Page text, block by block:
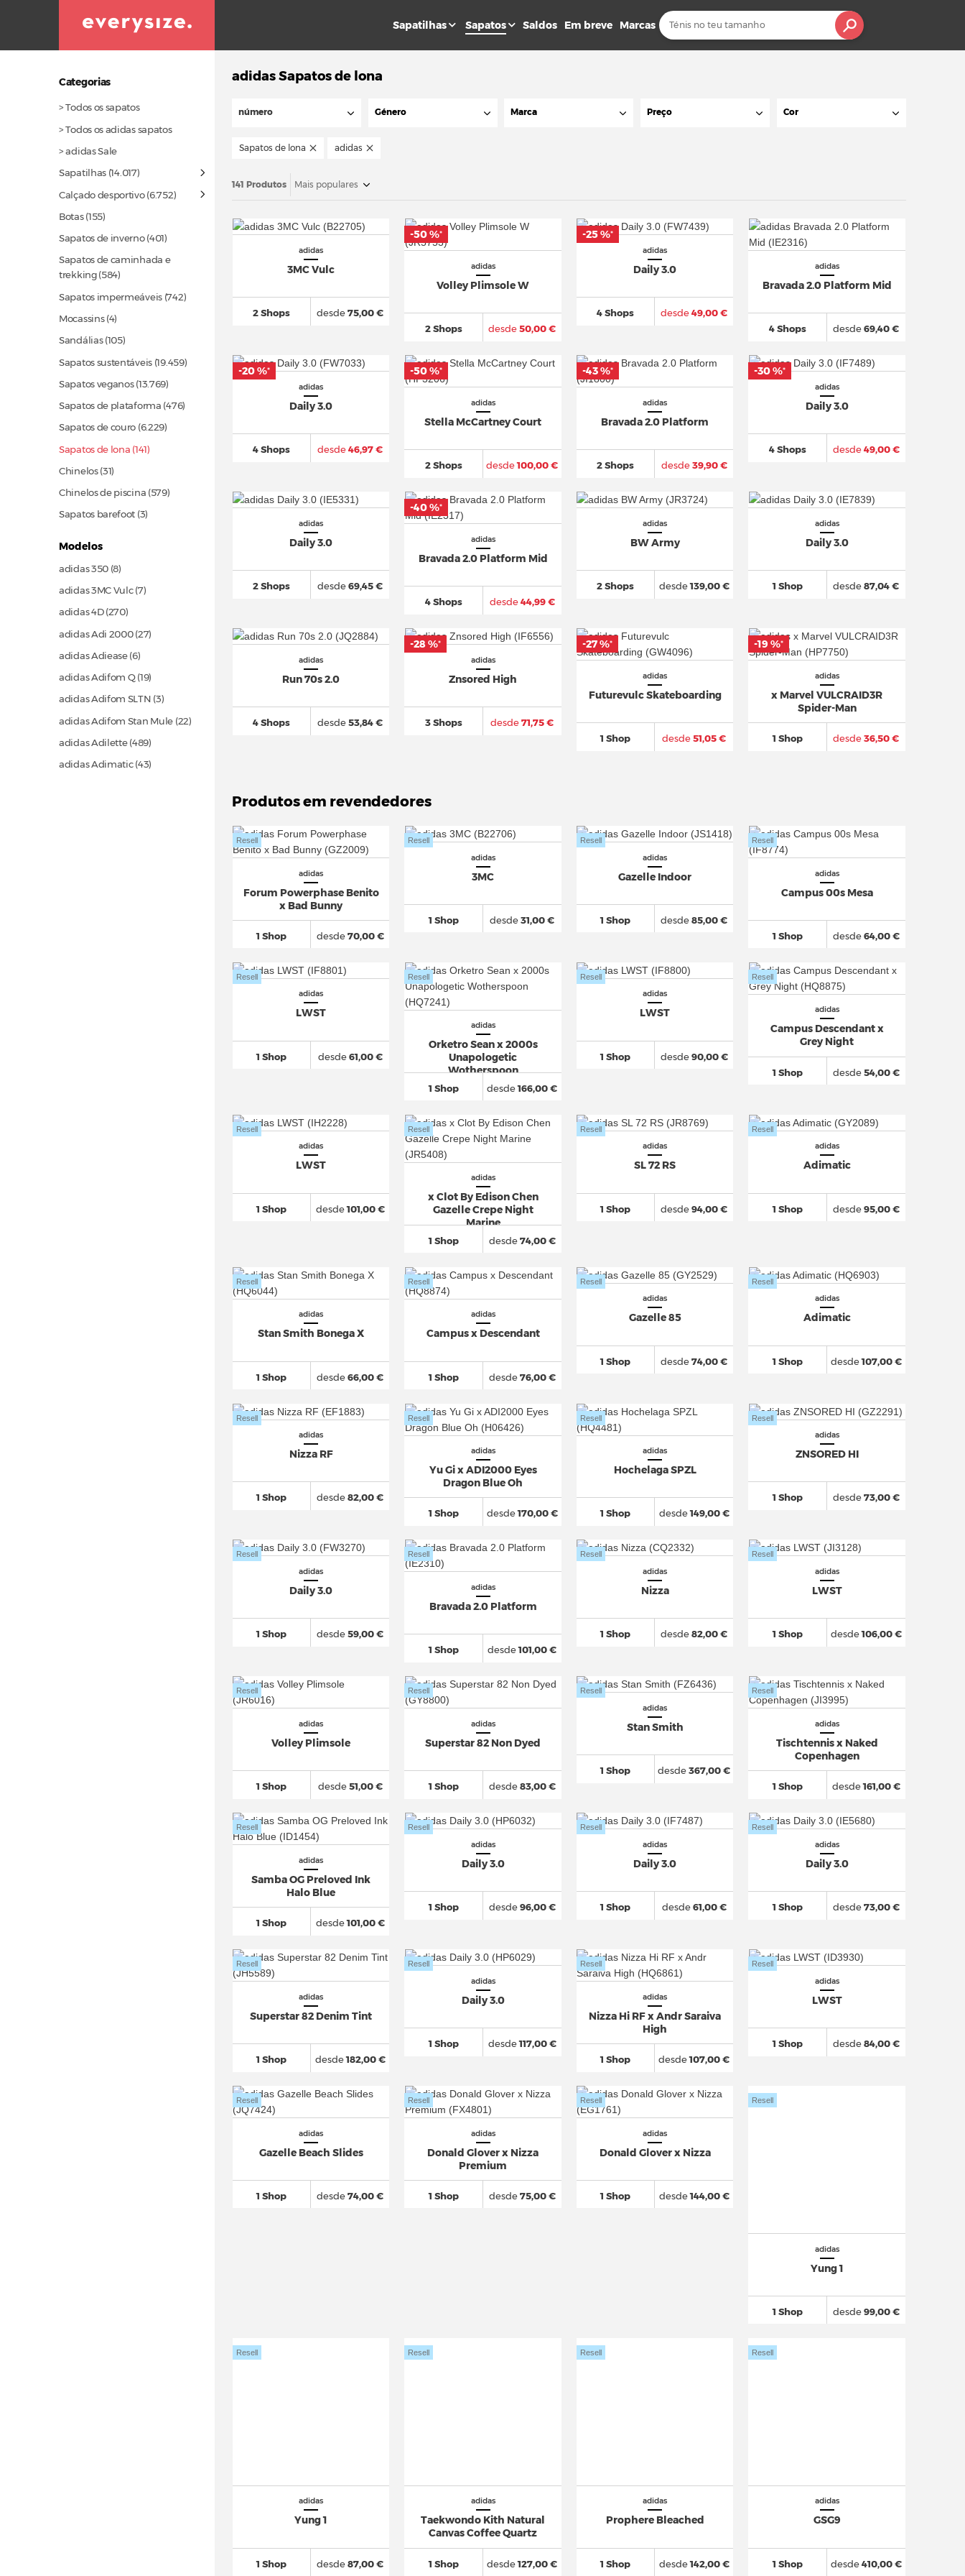
Sapatilhas Sapatos Saldos Em breve Marcas
Categorias
> Todos os sapatos
> Todos os adidas sapatos
> adidas Sale
Sapatilhas (14.017)
Calçado desportivo(6.752)
Botas(155)
Sapatos de inverno(401)
Sapatos de caminhada e
trekking(584)
Sapatos impermeáveis (742)
Mocassins (4)
Sandálias(105)
Sapatos sustentáveis (19.459)
Sapatos veganos(13.769)
Sapatos de plataforma (476)
Sapatos de couro (6.229)
Sapatos de lona (141)
Chinelos(31)
Chinelos de piscina (579)
Sapatos barefoot (3)
Modelos
adidas 350 (8)
adidas 3MC Vulc (7)
adidas 4D(270)
adidas Adi 2000(27)
adidas Adiease (6)
adidas Adifom Q(19)
adidas Adifom SLTN (3)
adidas Adifom Stan Mule (22)
adidas Adilette(489)
adidas Adimatic(43)
adidas Sapatos de lona
número Género Marca Preço Cor
Sapatos de lona adidas
141 Produtos Mais populares
adidas
3MC Vulc
2 Shops desde75,00 €
adidas
Volley Plimsole W
2 Shops desde50,00 €
-50 %*
adidas
Daily 3.0
4 Shops desde49,00 €
-25 %*
adidas
Bravada 2.0 Platform Mid
4 Shops desde69,40 €
adidas
Daily 3.0
4 Shops desde46,97 €
-20 %*
adidas
Stella McCartney Court
2 Shops desde100,00 €
-50 %*
adidas
Bravada 2.0 Platform
2 Shops desde39,90 €
-43 %*
adidas
Daily 3.0
4 Shops desde49,00 €
-30 %*
adidas
Daily 3.0
2 Shops desde69,45 €
adidas
Bravada 2.0 Platform Mid
4 Shops desde44,99 €
-40 %*
adidas
BW Army
2 Shops desde139,00 €
adidas
Daily 3.0
1 Shop desde87,04 €
adidas
Run 70s 2.0
4 Shops desde53,84 €
adidas
Znsored High
3 Shops desde71,75 €
-28 %*
adidas
Futurevulc Skateboarding
1 Shop desde51,05 €
-27 %*
adidas
x Marvel VULCRAID3R
Spider-Man
1 Shop desde36,50 €
-19 %*
Produtos em revendedores
adidas
Forum Powerphase Benito
x Bad Bunny
1 Shop
Resell
desde70,00 €
adidas
3MC
1 Shop
Resell
desde31,00 €
adidas
Gazelle Indoor
1 Shop
Resell
desde85,00 €
adidas
Campus 00s Mesa
1 Shop
Resell
desde64,00 €
adidas
LWST
1 Shop
Resell
desde61,00 €
adidas
Orketro Sean x 2000s
Unapologetic
Wotherspoon
1 Shop
Resell
desde166,00 €
adidas
LWST
1 Shop
Resell
desde90,00 €
adidas
Campus Descendant x
Grey Night
1 Shop
Resell
desde54,00 €
adidas
LWST
1 Shop
Resell
desde101,00 €
adidas
x Clot By Edison Chen
Gazelle Crepe Night
Marine
1 Shop
Resell
desde74,00 €
adidas
SL 72 RS
1 Shop
Resell
desde94,00 €
adidas
Adimatic
1 Shop
Resell
desde95,00 €
adidas
Stan Smith Bonega X
1 Shop
Resell
desde66,00 €
adidas
Campus x Descendant
1 Shop
Resell
desde76,00 €
adidas
Gazelle 85
1 Shop
Resell
desde74,00 €
adidas
Adimatic
1 Shop
Resell
desde107,00 €
adidas
Nizza RF
1 Shop
Resell
desde82,00 €
adidas
Yu Gi x ADI2000 Eyes
Dragon Blue Oh
1 Shop
Resell
desde170,00 €
adidas
Hochelaga SPZL
1 Shop
Resell
desde149,00 €
adidas
ZNSORED HI
1 Shop
Resell
desde73,00 €
adidas
Daily 3.0
1 Shop
Resell
desde59,00 €
adidas
Bravada 2.0 Platform
1 Shop
Resell
desde101,00 €
adidas
Nizza
1 Shop
Resell
desde82,00 €
adidas
LWST
1 Shop
Resell
desde106,00 €
adidas
Volley Plimsole
1 Shop
Resell
desde51,00 €
adidas
Superstar 82 Non Dyed
1 Shop
Resell
desde83,00 €
adidas
Stan Smith
1 Shop
Resell
desde367,00 €
adidas
Tischtennis x Naked
Copenhagen
1 Shop
Resell
desde161,00 €
adidas
Samba OG Preloved Ink
Halo Blue
1 Shop
Resell
desde101,00 €
adidas
Daily 3.0
1 Shop
Resell
desde96,00 €
adidas
Daily 3.0
1 Shop
Resell
desde61,00 €
adidas
Daily 3.0
1 Shop
Resell
desde73,00 €
adidas
Superstar 82 Denim Tint
1 Shop
Resell
desde182,00 €
adidas
Daily 3.0
1 Shop
Resell
desde117,00 €
adidas
Nizza Hi RF x Andr Saraiva
High
1 Shop
Resell
desde107,00 €
adidas
LWST
1 Shop
Resell
desde84,00 €
adidas
Gazelle Beach Slides
1 Shop
Resell
desde74,00 €
adidas
Donald Glover x Nizza
Premium
1 Shop
Resell
desde75,00 €
adidas
Donald Glover x Nizza
1 Shop
Resell
desde144,00 €
adidas
Yung 1
1 Shop
Resell
desde99,00 €
adidas
Yung 1
1 Shop
Resell
desde87,00 €
adidas
Taekwondo Kith Natural
Canvas Coffee Quartz
1 Shop
Resell
desde127,00 €
adidas
Prophere Bleached
1 Shop
Resell
desde142,00 €
adidas
GSG9
1 Shop
Resell
desde410,00 €